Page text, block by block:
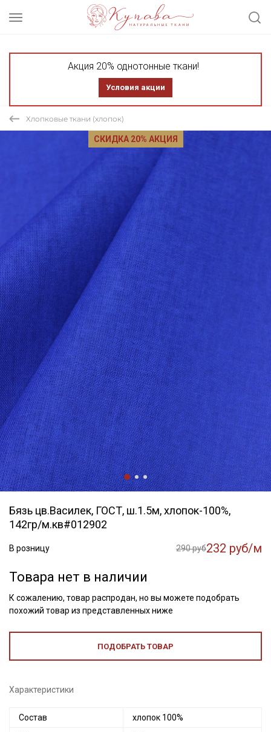
Акция 20% однотонные ткани!
Условия акции
Хлопковые ткани (хлопок)
СКИДКА 20% АКЦИЯ
Бязь цв.Василек, ГОСТ, ш.1.5м, хлопок-100%,
142гр/м.кв#012902
В розницу 290 руб232 руб/м
Товара нет в наличии
К сожалению, товар распродан, но вы можете подобрать
похожий товар из представленных ниже
ПОДОБРАТЬ ТОВАР
Характеристики
Состав хлопок 100%